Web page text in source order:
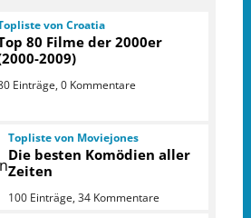
von Croatia
80 Filme der 2000er
2009)
Einträge, 0 Kommentare
Topliste von Moviejones
Die besten Komödien aller
Zeiten
100 Einträge, 34 Kommentare